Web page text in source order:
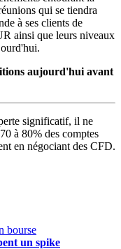
qui se tiendra
à ses clients de
ainsi que leurs niveaux
aujourd'hui avant
significatif, il ne
à 80% des comptes
en négociant des CFD.
bourse
un spike